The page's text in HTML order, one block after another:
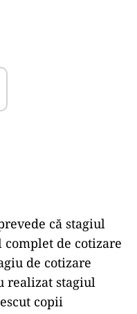
că stagiul
de cotizare
de cotizare
realizat stagiul
copii